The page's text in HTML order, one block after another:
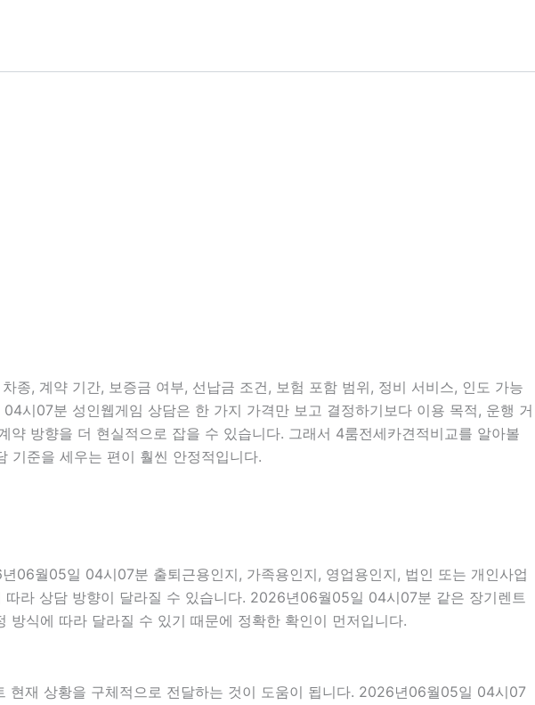
종, 계약 기간, 보증금 여부, 선납금 조건, 보험 포함 범위, 정비 서비스, 인도 가능
시07분 성인웹게임 상담은 한 가지 가격만 보고 결정하기보다 이용 목적, 운행 거
방향을 더 현실적으로 잡을 수 있습니다. 그래서 4룸전세카견적비교를 알아볼
기준을 세우는 편이 훨씬 안정적입니다.
06월05일 04시07분 출퇴근용인지, 가족용인지, 영업용인지, 법인 또는 개인사업
라 상담 방향이 달라질 수 있습니다. 2026년06월05일 04시07분 같은 장기렌트
식에 따라 달라질 수 있기 때문에 정확한 확인이 먼저입니다.
현재 상황을 구체적으로 전달하는 것이 도움이 됩니다. 2026년06월05일 04시07